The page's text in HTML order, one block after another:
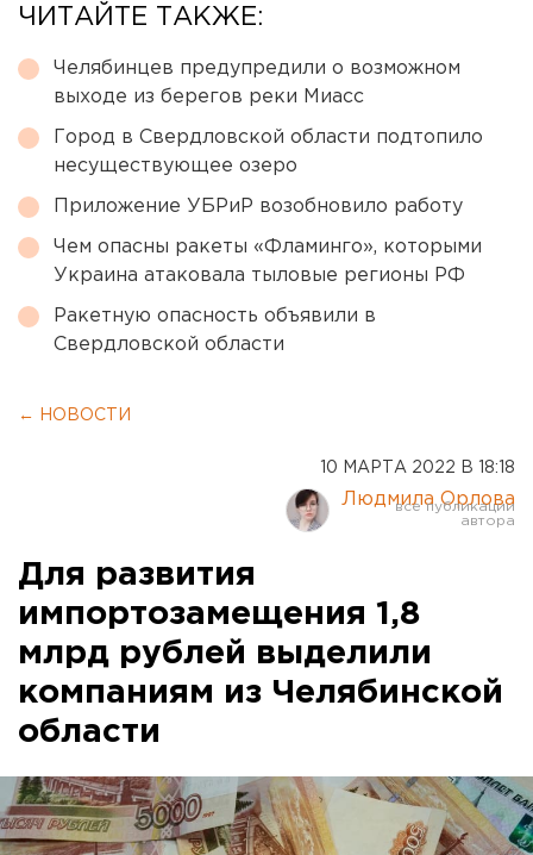
ЧИТАЙТЕ ТАКЖЕ:
Челябинцев предупредили о возможном
выходе из берегов реки Миасс
Город в Свердловской области подтопило
несуществующее озеро
Приложение УБРиР возобновило работу
Чем опасны ракеты «Фламинго», которыми
Украина атаковала тыловые регионы РФ
Ракетную опасность объявили в
Свердловской области
← НОВОСТИ
10 МАРТА 2022 В 18:18
Людмила Орлова
Для развития
импортозамещения 1,8
млрд рублей выделили
компаниям из Челябинской
области